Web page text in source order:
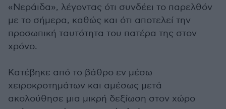
«Νεράιδα», λέγοντας ότι συνδέει το παρελθόν
με το σήμερα, καθώς και ότι αποτελεί την
προσωπική ταυτότητα του πατέρα της στον
χρόνο.
Κατέβηκε από το βάθρο εν μέσω
χειροκροτημάτων και αμέσως μετά
ακολούθησε μια μικρή δεξίωση στον χώρο